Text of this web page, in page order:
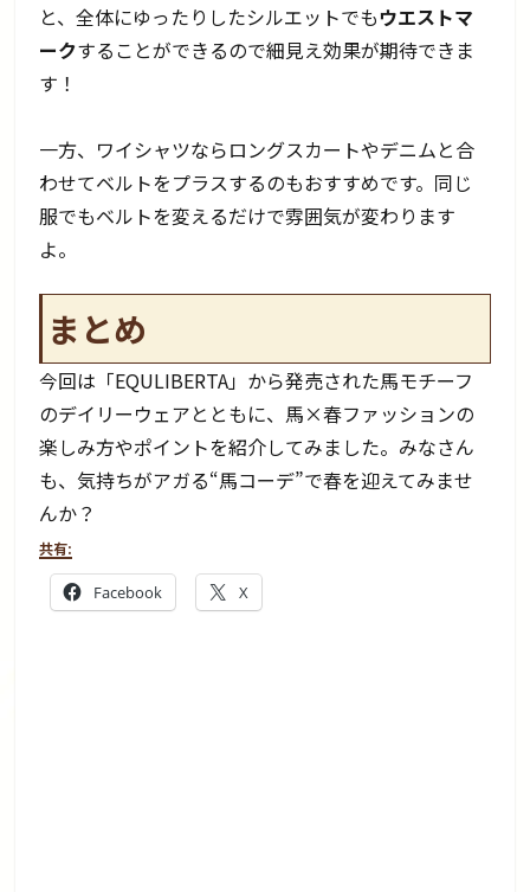
と、全体にゆったりしたシルエットでもウエストマ
ークすることができるので細見え効果が期待できま
す！
一方、ワイシャツならロングスカートやデニムと合
わせてベルトをプラスするのもおすすめです。同じ
服でもベルトを変えるだけで雰囲気が変わります
よ。
まとめ
今回は「EQULIBERTA」から発売された馬モチーフ
のデイリーウェアとともに、馬×春ファッションの
楽しみ方やポイントを紹介してみました。みなさん
も、気持ちがアガる“馬コーデ”で春を迎えてみませ
んか？
共有:
Facebook X